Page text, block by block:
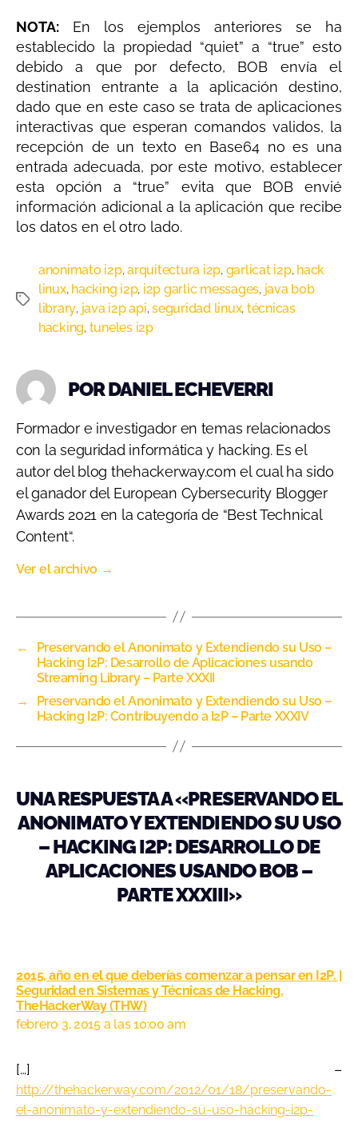
NOTA: En los ejemplos anteriores se ha
establecido la propiedad “quiet” a “true” esto
debido a que por defecto, BOB envía el
destination entrante a la aplicación destino,
dado que en este caso se trata de aplicaciones
interactivas que esperan comandos validos, la
recepción de un texto en Base64 no es una
entrada adecuada, por este motivo, establecer
esta opción a “true” evita que BOB envié
información adicional a la aplicación que recibe
los datos en el otro lado.
anonimato i2p,arquitectura i2p, garlicat i2p, hack
linux, hacking i2p, i2p garlic messages, java bob
library, java i2p api,seguridad linux, técnicas
hacking, tuneles i2p
POR DANIEL ECHEVERRI
Formador e investigador en temas relacionados
con la seguridad informática y hacking. Es el
autor del blog thehackerway.com el cual ha sido
el ganador del European Cybersecurity Blogger
Awards 2021 en la categoría de “Best Technical
Content“.
Ver el archivo →
←
Preservando el Anonimato y Extendiendo su Uso –
Hacking I2P: Desarrollo de Aplicaciones usando
Streaming Library – Parte XXXII
→
Preservando el Anonimato y Extendiendo su Uso –
Hacking I2P: Contribuyendo a I2P – Parte XXXIV
UNA RESPUESTA A «PRESERVANDO EL
ANONIMATO Y EXTENDIENDO SU USO
– HACKING I2P: DESARROLLO DE
APLICACIONES USANDO BOB –
PARTE XXXIII»
2015, año en el que deberías comenzar a pensar en I2P. |
Seguridad en Sistemas y Técnicas de Hacking.
TheHackerWay (THW)
febrero 3, 2015 a las 10:00 am
[…] –
http://thehackerway.com/2012/01/18/preservando-
el-anonimato-y-extendiendo-su-uso-hacking-i2p-